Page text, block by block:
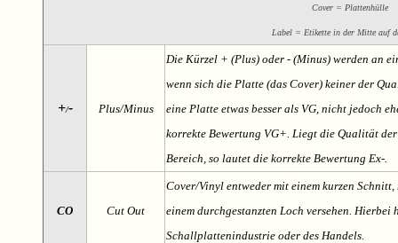
Cover = Plattenhülle
Label = Etikette in der Mitte auf
+/- Plus/Minus
Die Kürzel + (Plus) oder - (Minus) werden an
wenn sich die Platte (das Cover) keiner der
eine Platte etwas besser als VG, nicht jedoch
korrekte Bewertung VG+. Liegt die Qualität
Bereich, so lautet die korrekte Bewertung Ex-.
CO Cut Out
Cover/Vinyl entweder mit einem kurzen
einem durchgestanzten Loch versehen. Hierbei
Schallplattenindustrie oder des Handels.